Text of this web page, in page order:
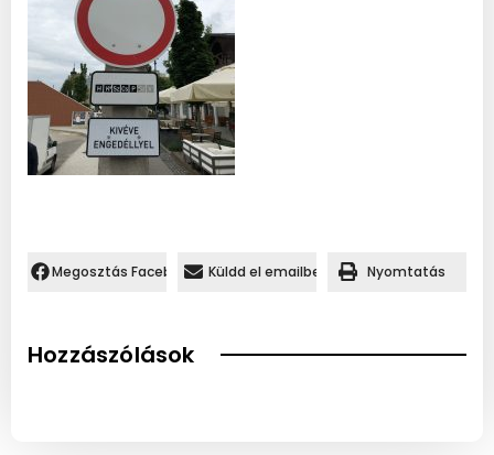
Megosztás Facebookon.Küldd el emailben Nyomtatás
Hozzászólások